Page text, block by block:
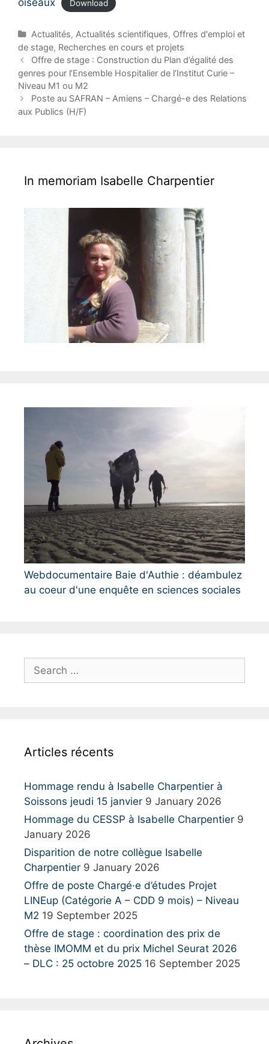
Download
C
a
t
e
g
o
r
Actualités, Actualités scientifiques, Offres d'emploi et
de stage, Recherches en cours et projets
P
o
s
t
n
Offre de stage : Construction du Plan d’égalité des
genres pour l’Ensemble Hospitalier de l’Institut Curie –
Niveau M1 ou M2
Poste au SAFRAN – Amiens – Chargé-e des Relations
aux Publics (H/F)
In memoriam Isabelle Charpentier
Webdocumentaire Baie d'Authie : déambulez
au coeur d'une enquête en sciences sociales
e
f
r
:
Articles récents
Hommage rendu à Isabelle Charpentier à
Soissons jeudi 15 janvier 9 January 2026
Hommage du CESSP à Isabelle Charpentier 9
January 2026
Disparition de notre collègue Isabelle
Charpentier 9 January 2026
Offre de poste Chargé·e d’études Projet
LINEup (Catégorie A – CDD 9 mois) – Niveau
M2 19 September 2025
Offre de stage : coordination des prix de
thèse IMOMM et du prix Michel Seurat 2026
– DLC : 25 octobre 2025 16 September 2025